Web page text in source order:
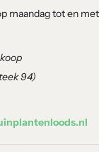
maandag tot en
94)